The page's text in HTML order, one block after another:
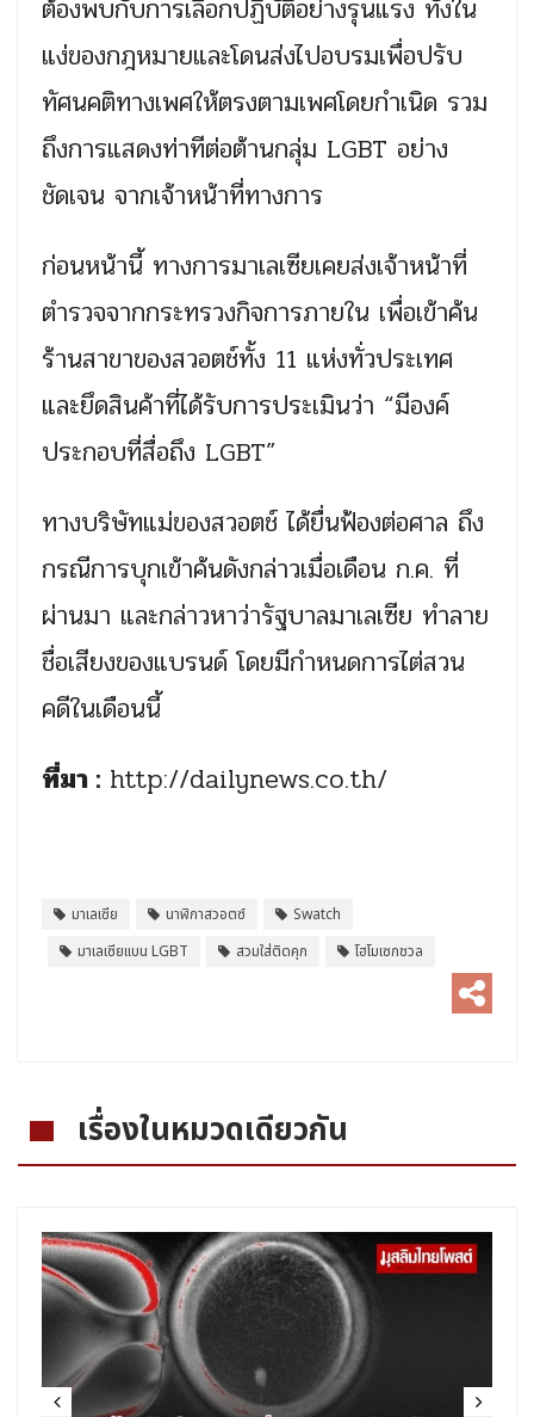
ต้องพบกับการเลือกปฏิบัติอย่างรุนแรง ทั้งใน
แง่ของกฎหมายและโดนส่งไปอบรมเพื่อปรับ
ทัศนคติทางเพศให้ตรงตามเพศโดยกำเนิด รวม
ถึงการแสดงท่าทีต่อต้านกลุ่ม LGBT อย่าง
ชัดเจน จากเจ้าหน้าที่ทางการ
ก่อนหน้านี้ ทางการมาเลเซียเคยส่งเจ้าหน้าที่
ตำรวจจากกระทรวงกิจการภายใน เพื่อเข้าค้น
ร้านสาขาของสวอตช์ทั้ง 11 แห่งทั่วประเทศ
และยึดสินค้าที่ได้รับการประเมินว่า “มีองค์
ประกอบที่สื่อถึง LGBT”
ทางบริษัทแม่ของสวอตช์ ได้ยื่นฟ้องต่อศาล ถึง
กรณีการบุกเข้าค้นดังกล่าวเมื่อเดือน ก.ค. ที่
ผ่านมา และกล่าวหาว่ารัฐบาลมาเลเซีย ทำลาย
ชื่อเสียงของแบรนด์ โดยมีกำหนดการไต่สวน
คดีในเดือนนี้
ที่มา : http://dailynews.co.th/
มาเลเซีย นาฬิกาสวอตซ์
Swatch
มาเลเซียแบน LGBT
สวมใส่ติดคุก โฮโมเซกชวล
เรื่องในหมวดเดียวกัน